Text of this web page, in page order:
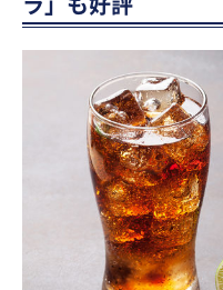
ラ」も好評